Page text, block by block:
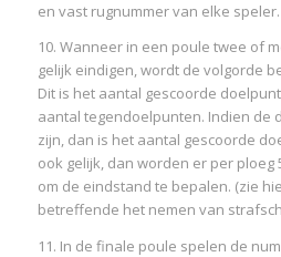
en vast rugnummer van elke speler.
10. Wanneer in een poule twee of
gelijk eindigen, wordt de volgorde
Dit is het aantal gescoorde
aantal tegendoelpunten. Indien de
zijn, dan is het aantal gescoorde
ook gelijk, dan worden er per
om de eindstand te bepalen. (zie
betreffende het nemen van
11. In de finale poule spelen de